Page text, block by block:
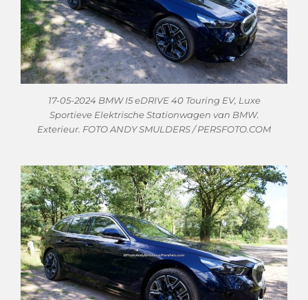
17-05-2024 BMW I5 eDRIVE 40 Touring EV, Luxe
Sportieve Elektrische Stationwagen van BMW.
Exterieur. FOTO ANDY SMULDERS / PERSFOTO.COM